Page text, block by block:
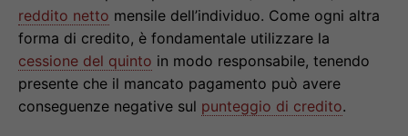
reddito netto mensile dell’individuo. Come ogni altra
forma di credito, è fondamentale utilizzare la
cessione del quinto in modo responsabile, tenendo
presente che il mancato pagamento può avere
conseguenze negative sul punteggio di credito.